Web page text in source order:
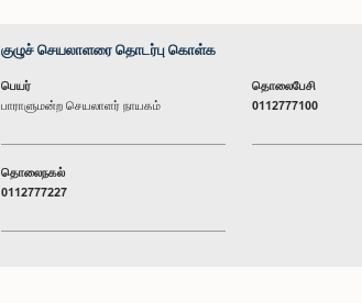
குழுச் செயலாளரை தொடர்பு கொள்க
பெயர்
பாராளுமன்ற செயலாளர் நாயகம்
தொலைபேசி
0112777100
தொலைநகல்
0112777227